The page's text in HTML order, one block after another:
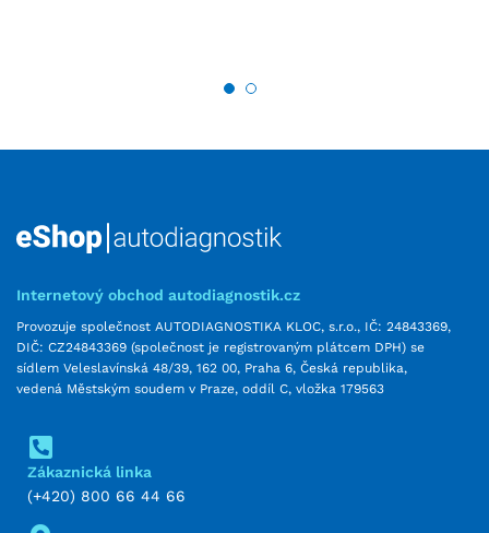
Internetový obchod autodiagnostik.cz
Provozuje společnost AUTODIAGNOSTIKA KLOC, s.r.o., IČ: 24843369,
DIČ: CZ24843369 (společnost je registrovaným plátcem DPH) se
sídlem Veleslavínská 48/39, 162 00, Praha 6, Česká republika,
vedená Městským soudem v Praze, oddíl C, vložka 179563
Zákaznická linka
(+420) 800 66 44 66